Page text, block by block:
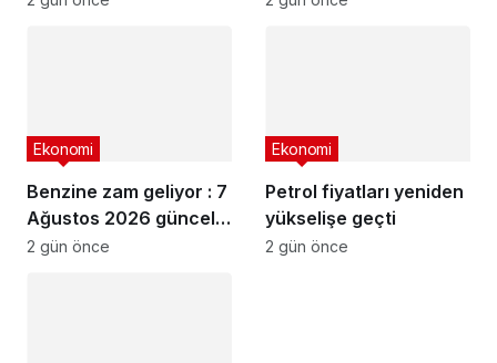
Benzine zam geliyor : 7
Ağustos 2026 güncel
akaryakıt fiyatları
Ekonomi
2 gün önce
Petrol fiyatları yeniden
yükselişe geçti
Ekonomi
2 gün önce